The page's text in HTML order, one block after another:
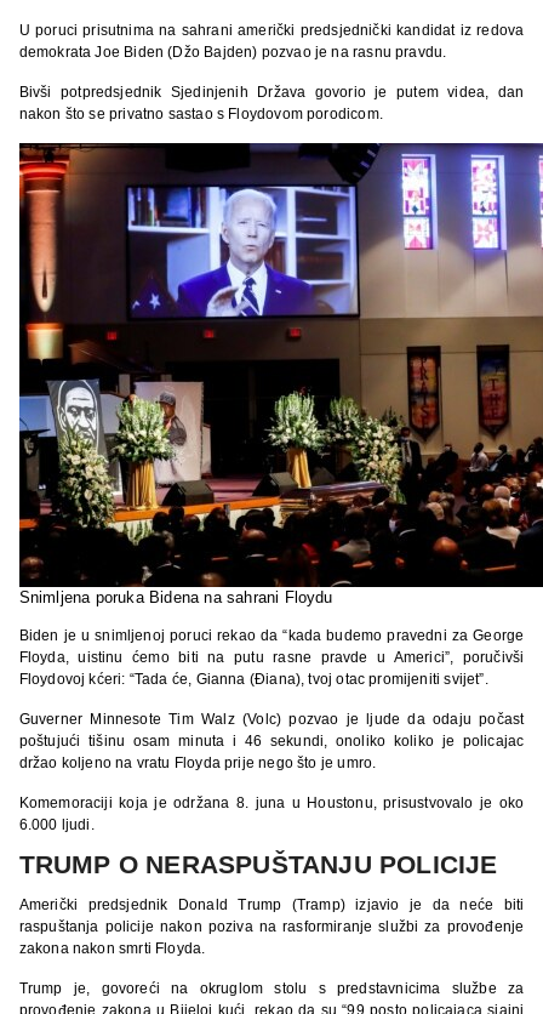
U poruci prisutnima na sahrani američki predsjednički kandidat iz redova
demokrata Joe Biden (Džo Bajden) pozvao je na rasnu pravdu.
Bivši potpredsjednik Sjedinjenih Država govorio je putem videa, dan
nakon što se privatno sastao s Floydovom porodicom.
Snimljena poruka Bidena na sahrani Floydu
Biden je u snimljenoj poruci rekao da “kada budemo pravedni za George
Floyda, uistinu ćemo biti na putu rasne pravde u Americi”, poručivši
Floydovoj kćeri: “Tada će, Gianna (Điana), tvoj otac promijeniti svijet”.
Guverner Minnesote Tim Walz (Volc) pozvao je ljude da odaju počast
poštujući tišinu osam minuta i 46 sekundi, onoliko koliko je policajac
držao koljeno na vratu Floyda prije nego što je umro.
Komemoraciji koja je održana 8. juna u Houstonu, prisustvovalo je oko
6.000 ljudi.
TRUMP O NERASPUŠTANJU POLICIJE
Američki predsjednik Donald Trump (Tramp) izjavio je da neće biti
raspuštanja policije nakon poziva na rasformiranje službi za provođenje
zakona nakon smrti Floyda.
Trump je, govoreći na okruglom stolu s predstavnicima službe za
provođenje zakona u Bijeloj kući, rekao da su “99 posto policajaca sjajni